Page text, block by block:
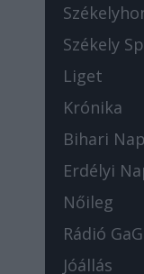
Székely
Liget
Krónika
Bihari
Erdélyi
Nőileg
Rádió
Jóállás